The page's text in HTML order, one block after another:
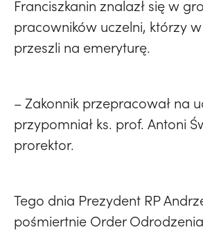
Franciszkanin znalazł się w
pracowników uczelni, którzy
przeszli na emeryturę.
– Zakonnik przepracował na
przypomniał ks. prof. Antoni
prorektor.
Tego dnia Prezydent RP
pośmiertnie Order